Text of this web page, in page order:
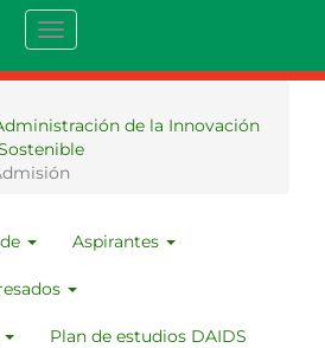
Toggle
navigation
de la Innovación
Aspirantes
Plan de estudios DAIDS